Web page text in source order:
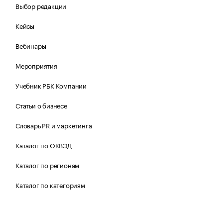
Выбор редакции
Кейсы
Вебинары
Мероприятия
Учебник РБК Компании
Статьи о бизнесе
Словарь PR и маркетинга
Каталог по ОКВЭД
Каталог по регионам
Каталог по категориям